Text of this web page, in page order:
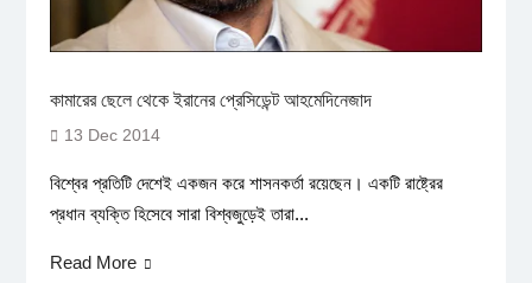
কামারের ছেলে থেকে ইরানের প্রেসিডেন্ট আহমেদিনেজাদ
13 Dec 2014
বিশ্বের প্রতিটি দেশেই একজন করে শাসনকর্তা রয়েছেন। একটি রাষ্ট্রের
প্রধান ব্যক্তি হিসেবে সারা বিশ্বজুড়েই তারা...
Read More